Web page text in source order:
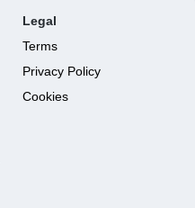
Legal
Terms
Privacy Policy
Cookies